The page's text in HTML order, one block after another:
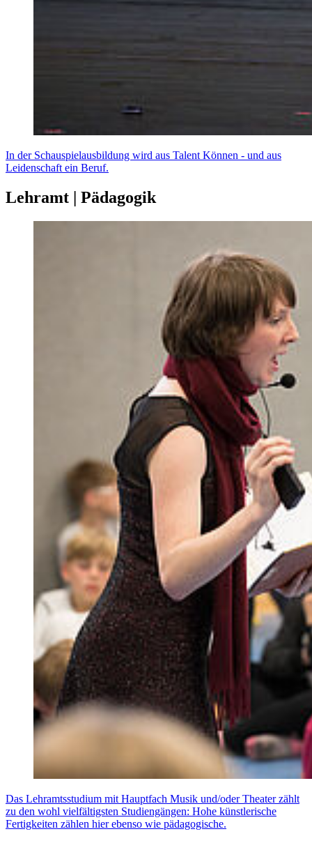
In der Schauspielausbildung wird aus Talent Können - und aus
Leidenschaft ein Beruf.
Lehramt | Pädagogik
Das Lehramtsstudium mit Hauptfach Musik und/oder Theater zählt
zu den wohl vielfältigsten Studiengängen: Hohe künstlerische
Fertigkeiten zählen hier ebenso wie pädagogische.